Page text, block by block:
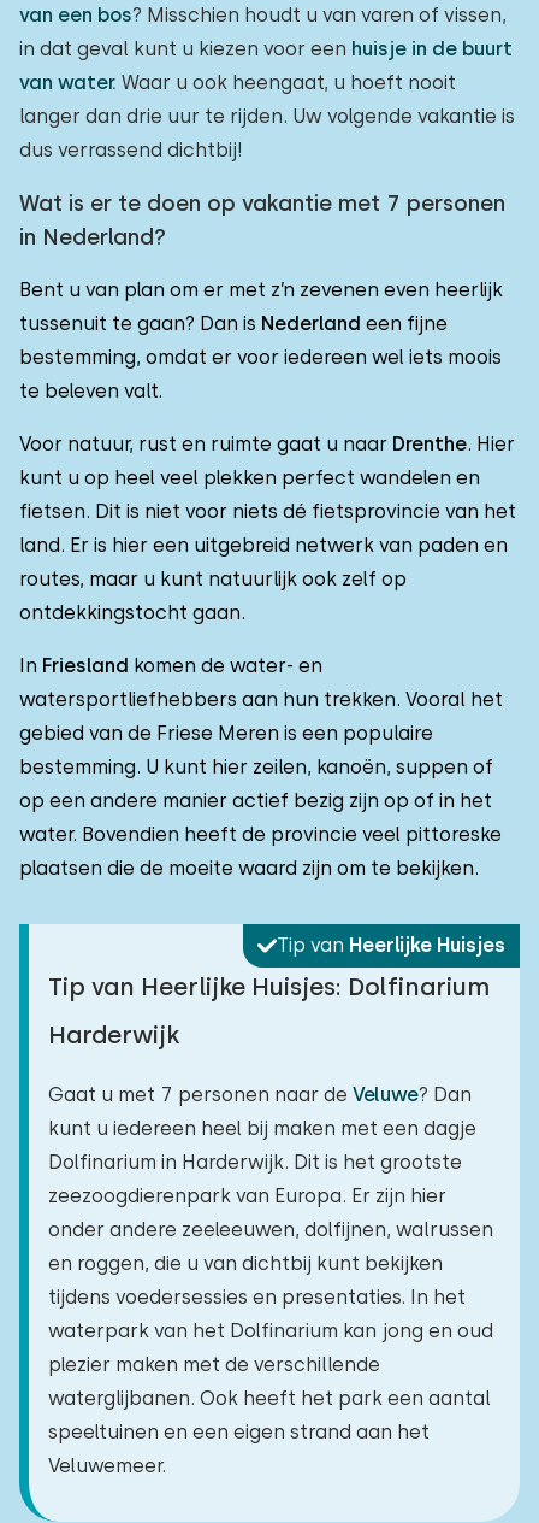
van een bos? Misschien houdt u van varen of vissen,
in dat geval kunt u kiezen voor een huisje in de buurt
van water. Waar u ook heengaat, u hoeft nooit
langer dan drie uur te rijden. Uw volgende vakantie is
dus verrassend dichtbij!
Wat is er te doen op vakantie met 7 personen
in Nederland?
Bent u van plan om er met z’n zevenen even heerlijk
tussenuit te gaan? Dan is Nederland een fijne
bestemming, omdat er voor iedereen wel iets moois
te beleven valt.
Voor natuur, rust en ruimte gaat u naar Drenthe. Hier
kunt u op heel veel plekken perfect wandelen en
fietsen. Dit is niet voor niets dé fietsprovincie van het
land. Er is hier een uitgebreid netwerk van paden en
routes, maar u kunt natuurlijk ook zelf op
ontdekkingstocht gaan.
In Friesland komen de water- en
watersportliefhebbers aan hun trekken. Vooral het
gebied van de Friese Meren is een populaire
bestemming. U kunt hier zeilen, kanoën, suppen of
op een andere manier actief bezig zijn op of in het
water. Bovendien heeft de provincie veel pittoreske
plaatsen die de moeite waard zijn om te bekijken.
Tip van Heerlijke Huisjes
Tip van Heerlijke Huisjes: Dolfinarium
Harderwijk
Gaat u met 7 personen naar de Veluwe? Dan
kunt u iedereen heel bij maken met een dagje
Dolfinarium in Harderwijk. Dit is het grootste
zeezoogdierenpark van Europa. Er zijn hier
onder andere zeeleeuwen, dolfijnen, walrussen
en roggen, die u van dichtbij kunt bekijken
tijdens voedersessies en presentaties. In het
waterpark van het Dolfinarium kan jong en oud
plezier maken met de verschillende
waterglijbanen. Ook heeft het park een aantal
speeltuinen en een eigen strand aan het
Veluwemeer.